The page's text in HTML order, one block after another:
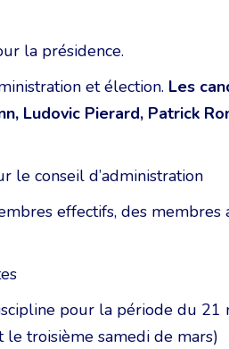
la présidence.
et élection. Les
Ludovic Pierard, Patrick
le conseil d’administration
effectifs, des membres
pour la période du 21
troisième samedi de mars)